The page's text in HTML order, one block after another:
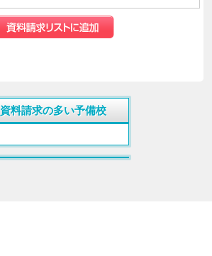
資料請求の多い予備校